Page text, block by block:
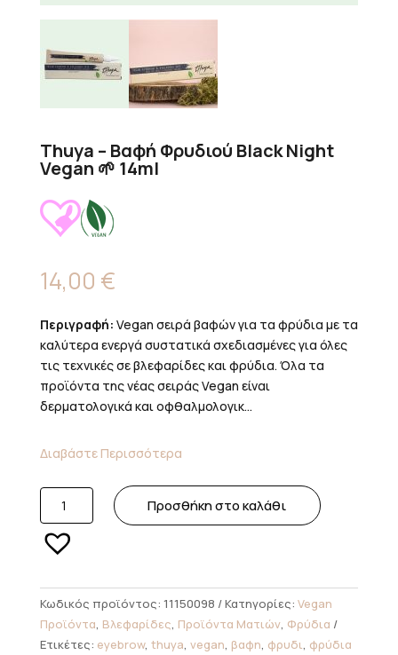
Thuya – Βαφή Φρυδιού Black Night
Vegan 🌱 14ml
14,00 €
Περιγραφή: Vegan σειρά βαφών για τα φρύδια με τα
καλύτερα ενεργά συστατικά σχεδιασμένες για όλες
τις τεχνικές σε βλεφαρίδες και φρύδια. Όλα τα
προϊόντα της νέας σειράς Vegan είναι
δερματολογικά και οφθαλμολογικ...
Διαβάστε Περισσότερα
-
Βαφή
Φρυδιού
Night
Vegan
🌱
Προσθήκη στο καλάθι
Κωδικός προϊόντος: 11150098 Κατηγορίες: Vegan
Προϊόντα, Βλεφαρίδες, Προϊόντα Ματιών, Φρύδια
Ετικέτες: eyebrow, thuya, vegan, βαφη, φρυδι, φρύδια